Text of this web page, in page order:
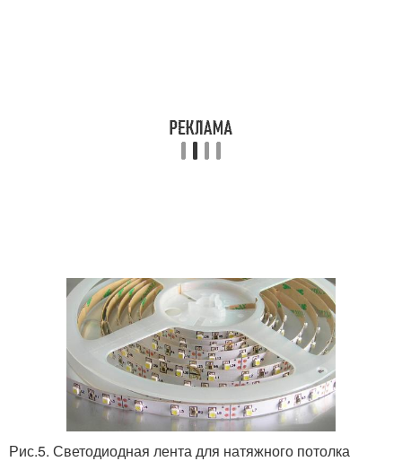
Рис.5. Светодиодная лента для натяжного потолка